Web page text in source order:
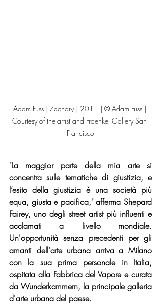
Adam Fuss | Zachary | 2011 | © Adam Fuss |
Courtesy of the artist and Fraenkel Gallery San
Francisco
"La maggior parte della mia arte si
concentra sulle tematiche di giustizia, e
l’esito della giustizia è una società più
equa, giusta e pacifica," afferma Shepard
Fairey, uno degli street artist più influenti e
acclamati a livello mondiale.
Un'opportunità senza precedenti per gli
amanti dell'arte urbana arriva a Milano
con la sua prima personale in Italia,
ospitata alla Fabbrica del Vapore e curata
da Wunderkammern, la principale galleria
d'arte urbana del paese.